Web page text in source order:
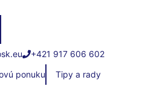
+421 917 606 602
ponuku
Tipy a rady